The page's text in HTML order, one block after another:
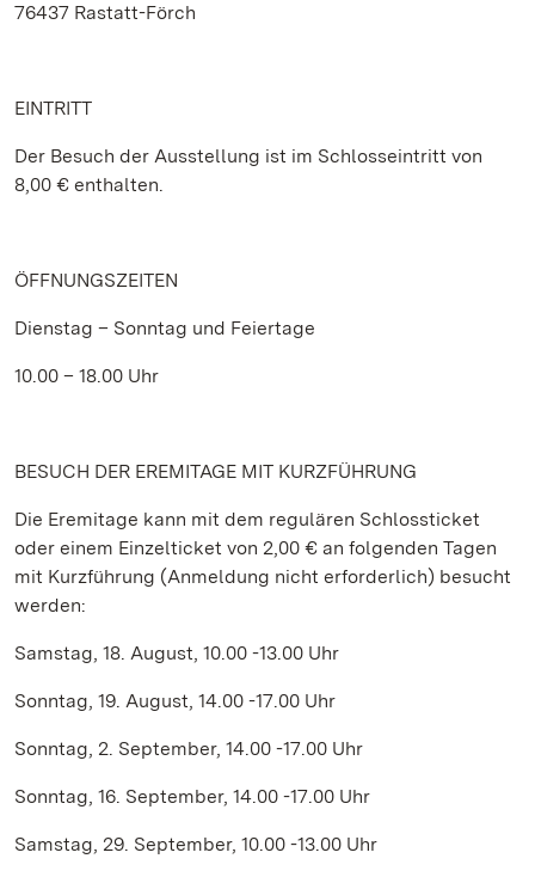
76437 Rastatt-Förch
EINTRITT
Der Besuch der Ausstellung ist im Schlosseintritt von
8,00 € enthalten.
ÖFFNUNGSZEITEN
Dienstag – Sonntag und Feiertage
10.00 – 18.00 Uhr
BESUCH DER EREMITAGE MIT KURZFÜHRUNG
Die Eremitage kann mit dem regulären Schlossticket
oder einem Einzelticket von 2,00 € an folgenden Tagen
mit Kurzführung (Anmeldung nicht erforderlich) besucht
werden:
Samstag, 18. August, 10.00 -13.00 Uhr
Sonntag, 19. August, 14.00 -17.00 Uhr
Sonntag, 2. September, 14.00 -17.00 Uhr
Sonntag, 16. September, 14.00 -17.00 Uhr
Samstag, 29. September, 10.00 -13.00 Uhr